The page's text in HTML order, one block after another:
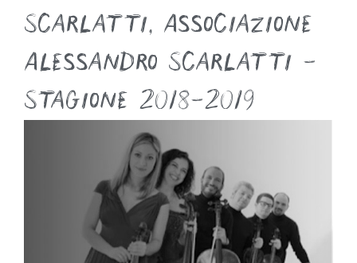
Scarlatti, Associazione
Alessandro Scarlatti -
Stagione 2018-2019